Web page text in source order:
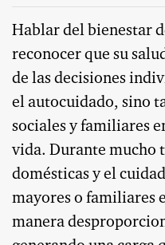
Hablar del bienestar
reconocer que su
de las decisiones
el autocuidado, sino
sociales y familiares
vida. Durante mucho
domésticas y el
mayores o familiares
manera